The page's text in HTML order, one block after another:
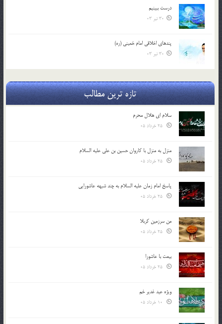
درست ببينيم
30 تیر 03
پندهاي اخلاقي امام خميني (ره)
30 تیر 03
تازه ترین مطالب
سلام ای هلال محرم
منزل به منزل با کاروان حسین بن علی علیه السلام
پاسخ امام زمان علیه السلام به چند شبهه عاشورایی
من سرزمین کربلا
بیعت با عاشورا
ویژه عید غدیر خم